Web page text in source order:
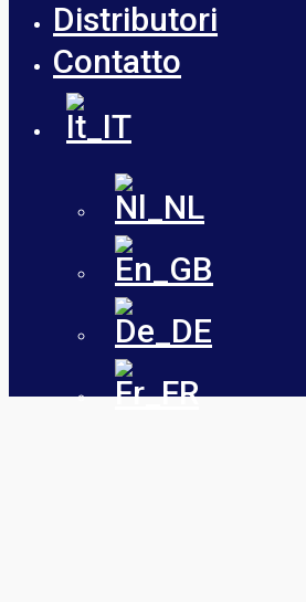
Distributori
Contatto